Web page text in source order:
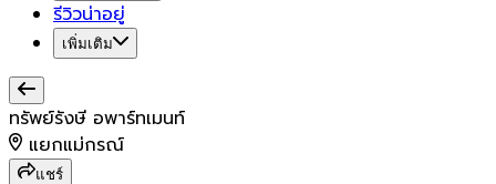
รีวิวน่าอยู่
เพิ่มเติม
ทรัพย์รังษี อพาร์ทเมนท์
แยกแม่กรณ์
แชร์